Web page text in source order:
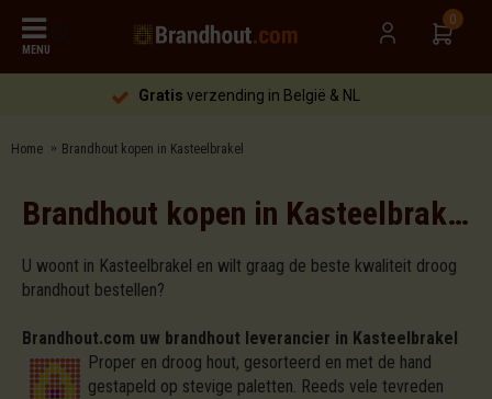
MENU
0
Gratis verzending in België & NL
Home Brandhout kopen in Kasteelbrakel
Brandhout kopen in Kasteelbrakel
U woont in Kasteelbrakel en wilt graag de beste kwaliteit droog
brandhout bestellen?
Brandhout.com uw brandhout leverancier in Kasteelbrakel
Proper en droog hout, gesorteerd en met de hand
gestapeld op stevige paletten. Reeds vele tevreden